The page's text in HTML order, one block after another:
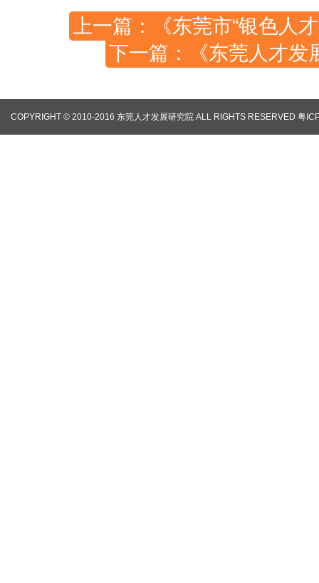
上一篇：《东莞市“银色人
下一篇：《东莞人才
COPYRIGHT © 2010-2016 东莞人才发展研究院 ALL RIGHTS RESERVED 粤